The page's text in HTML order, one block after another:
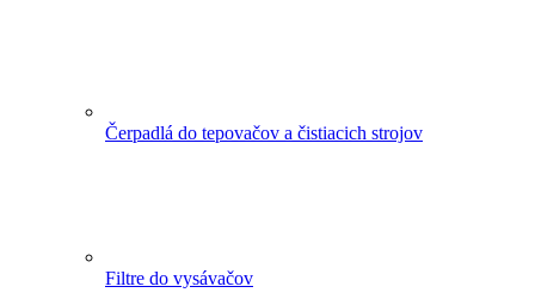
Čerpadlá do tepovačov a čistiacich strojov
Filtre do vysávačov